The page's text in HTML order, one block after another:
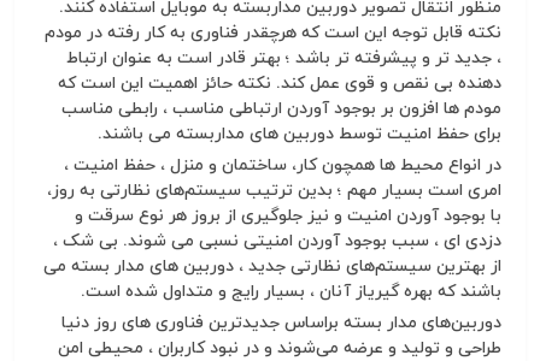
منظور انتقال تصویر دوربین مداربسته به موبایل استفاده کنند.
نکته قابل توجه این است که هرچقدر فناوری به کار رفته در مودم
، جدید تر و پیشرفته تر باشد ؛ بهتر قادر است به عنوان ارتباط
دهنده بی نقص و قوی عمل کند. نکته حائز اهمیت این است که
مودم ها افزون بر بوجود آوردن ارتباطی مناسب ، رابطی مناسب
برای حفظ امنیت توسط دوربین های مداربسته می باشند.
در انواع محیط ها همچون کار، ساختمان و منزل ، حفظ امنیت ،
امری است بسیار مهم ؛ بدین ترتیب سیستم‌های نظارتی به روز،
با بوجود آوردن امنیت و نیز جلوگیری از بروز هر نوع سرقت و
دزدی ای ، سبب بوجود آوردن امنیتی نسبی می‌ شوند. بی شک ،
از بهترین سیستم‌های نظارتی جدید ، دوربین های مدار بسته می
باشند که بهره گیریاز آنان ، بسیار رایج و متداول شده است.
دوربین‌های مدار بسته براساس جدیدترین فناوری های روز دنیا
طراحی و تولید و عرضه می‌شوند و در نبود کاربران ، محیطی امن